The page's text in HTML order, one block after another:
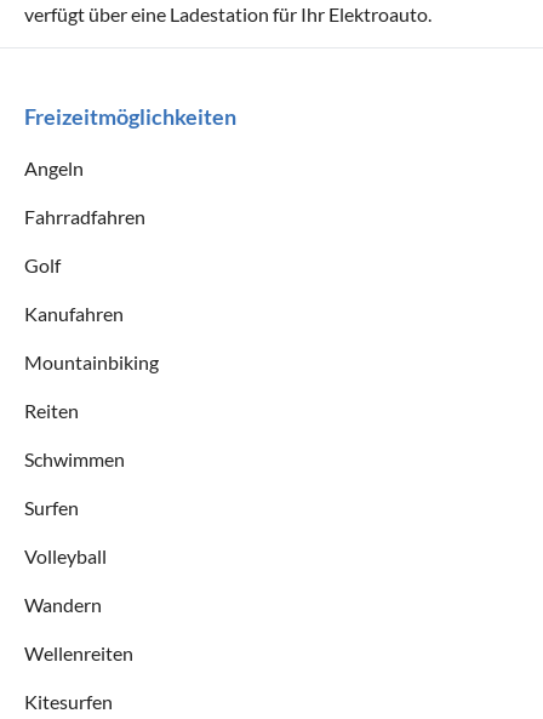
verfügt über eine Ladestation für Ihr Elektroauto.
Freizeitmöglichkeiten
Angeln
Fahrradfahren
Golf
Kanufahren
Mountainbiking
Reiten
Schwimmen
Surfen
Volleyball
Wandern
Wellenreiten
Kitesurfen